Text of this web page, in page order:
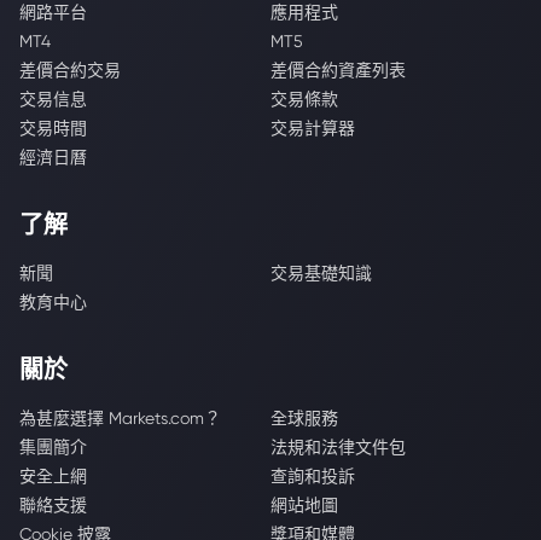
網路平台
應用程式
MT4
MT5
差價合約交易
差價合約資產列表
交易信息
交易條款
交易時間
交易計算器
經濟日曆
了解
新聞
交易基礎知識
教育中心
關於
為甚麼選擇 Markets.com？
全球服務
集團簡介
法規和法律文件包
安全上網
查詢和投訴
聯絡支援
網站地圖
Cookie 披露
獎項和媒體